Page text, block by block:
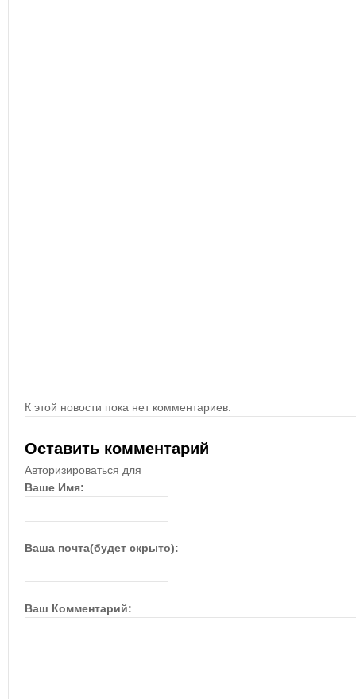
К этой новости пока нет комментариев.
Оставить комментарий
Авторизироваться для
Ваше Имя:
Ваша почта(будет скрыто):
Ваш Комментарий: